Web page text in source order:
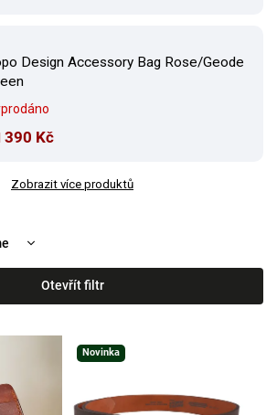
Design Accessory Bag Rose/Geode
390 Kč
Zobrazit více produktů
Otevřít filtr
Novinka